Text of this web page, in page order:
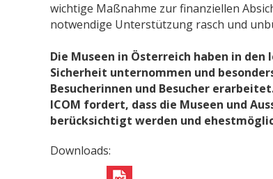
wichtige Maßnahme zur finanziellen
notwendige Unterstützung rasch und
Die Museen in Österreich haben in
Sicherheit unternommen und
Besucherinnen und Besucher
ICOM fordert, dass die Museen und
berücksichtigt werden und
Downloads: